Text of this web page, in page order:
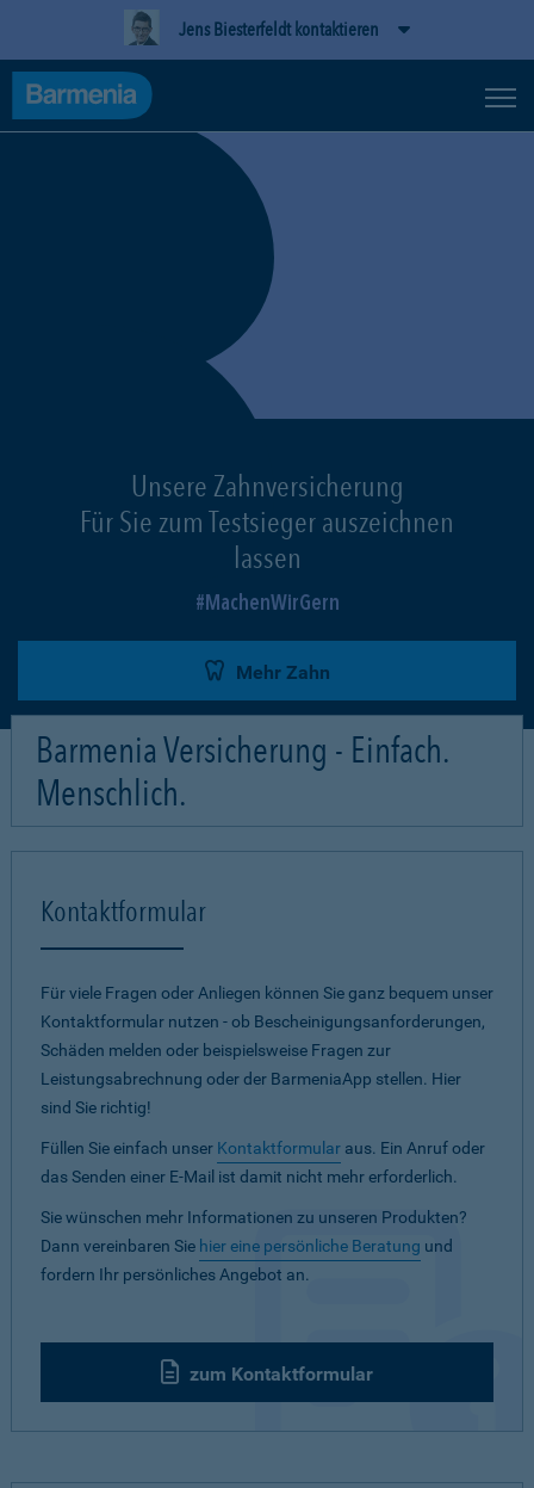
Jens Biesterfeldt kontaktieren
Unsere Zahnversicherung
Für Sie zum Testsieger auszeichnen
lassen
MachenWirGern
Mehr Zahn
Barmenia Versicherung - Einfach.
Menschlich.
Kontaktformular
Für viele Fragen oder Anliegen können Sie ganz bequem unser
Kontaktformular nutzen - ob Bescheinigungsanforderungen,
Schäden melden oder beispielsweise Fragen zur
Leistungsabrechnung oder der BarmeniaApp stellen. Hier
sind Sie richtig!
Füllen Sie einfach unser Kontaktformular aus. Ein Anruf oder
das Senden einer E-Mail ist damit nicht mehr erforderlich.
Sie wünschen mehr Informationen zu unseren Produkten?
Dann vereinbaren Sie hier eine persönliche Beratung und
fordern Ihr persönliches Angebot an.
zum Kontaktformular